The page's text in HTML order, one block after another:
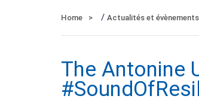
Home / Actualités et évènements
The Antonine